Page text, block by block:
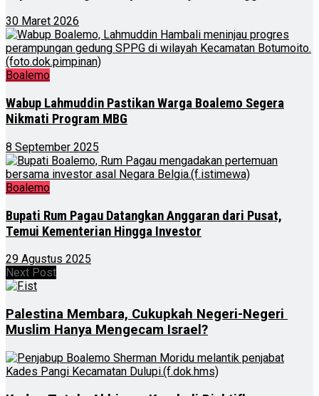
30 Maret 2026
Boalemo
Wabup Lahmuddin Pastikan Warga Boalemo Segera
Nikmati Program MBG
8 September 2025
Boalemo
Bupati Rum Pagau Datangkan Anggaran dari Pusat,
Temui Kementerian Hingga Investor
29 Agustus 2025
Next Post
Palestina Membara, Cukupkah Negeri-Negeri
Muslim Hanya Mengecam Israel?